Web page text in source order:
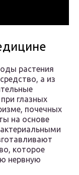
растения
а из
глазных
почечных
на основе
которое
нервную